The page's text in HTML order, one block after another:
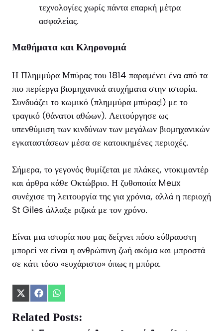
τεχνολογίες χωρίς πάντα επαρκή μέτρα
ασφαλείας.
Μαθήματα και Κληρονομιά
Η Πλημμύρα Μπύρας του 1814 παραμένει ένα από τα
πιο περίεργα βιομηχανικά ατυχήματα στην ιστορία.
Συνδυάζει το κωμικό (πλημμύρα μπύρας!) με το
τραγικό (θάνατοι αθώων). Λειτούργησε ως
υπενθύμιση των κινδύνων των μεγάλων βιομηχανικών
εγκαταστάσεων μέσα σε κατοικημένες περιοχές.
Σήμερα, το γεγονός θυμίζεται με πλάκες, ντοκιμαντέρ
και άρθρα κάθε Οκτώβριο. Η ζυθοποιία Meux
συνέχισε τη λειτουργία της για χρόνια, αλλά η περιοχή
St Giles άλλαξε ριζικά με τον χρόνο.
Είναι μια ιστορία που μας δείχνει πόσο εύθραυστη
μπορεί να είναι η ανθρώπινη ζωή ακόμα και μπροστά
σε κάτι τόσο «ευχάριστο» όπως η μπύρα.
Share
X
(Twitter)
Share
Facebook
Share
WhatsApp
Related Posts: